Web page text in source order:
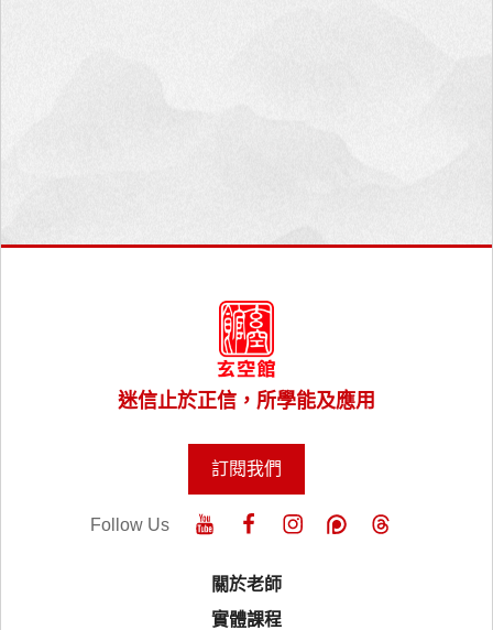
迷信止於正信，所學能及應用
訂閱我們
Follow Us
關於老師
實體課程